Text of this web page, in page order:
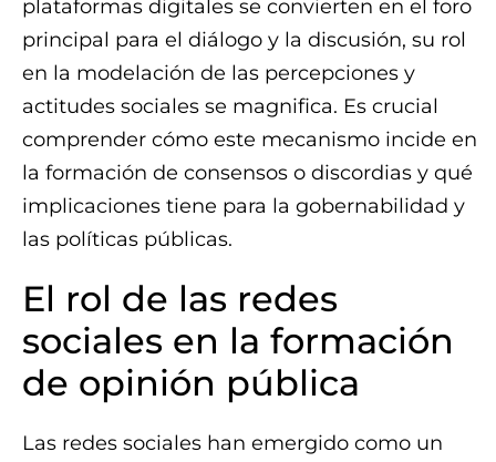
plataformas digitales se convierten en el foro
principal para el diálogo y la discusión, su rol
en la modelación de las percepciones y
actitudes sociales se magnifica. Es crucial
comprender cómo este mecanismo incide en
la formación de consensos o discordias y qué
implicaciones tiene para la gobernabilidad y
las políticas públicas.
El rol de las redes
sociales en la formación
de opinión pública
Las redes sociales han emergido como un